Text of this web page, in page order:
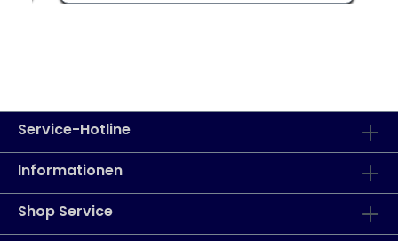
Service-Hotline
Informationen
Shop Service